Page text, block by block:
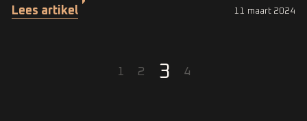
Lees artikel 11 maart 2024
1 2 3 4